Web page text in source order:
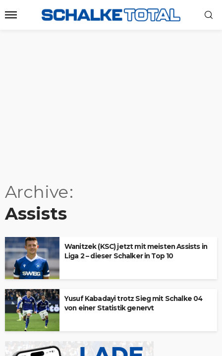
Archive
Assists
Wanitzek (KSC) jetzt mit meisten Assists in
Liga 2 – dieser Schalker in Top 10
Yusuf Kabadayi trotz Sieg mit Schalke 04
von einer Statistik genervt